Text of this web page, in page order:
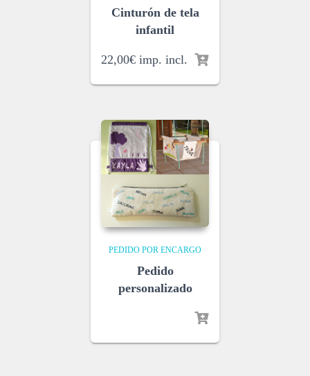
Cinturón de tela
infantil
22,00€ imp. incl.
PEDIDO POR ENCARGO
Pedido
personalizado